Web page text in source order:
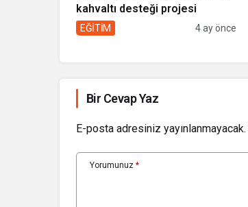
kahvaltı desteği projesi
EĞİTİM 4 ay önce
Bir Cevap Yaz
E-posta adresiniz yayınlanmayacak.
Yorumunuz *